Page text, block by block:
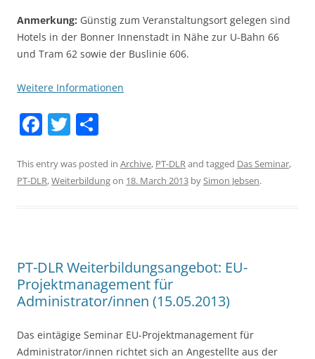
Anmerkung: Günstig zum Veranstaltungsort gelegen sind
Hotels in der Bonner Innenstadt in Nähe zur U-Bahn 66
und Tram 62 sowie der Buslinie 606.
Weitere Informationen
F
c
e
o
k
T
itt
er
ar
e
This entry was posted in Archive, PT-DLRand tagged Das Seminar,
PT-DLR,Weiterbildungon 18. March 2013 bySimon Jebsen.
PT-DLR Weiterbildungsangebot: EU-
Projektmanagement für
Administrator/innen (15.05.2013)
Das eintägige Seminar EU-Projektmanagement für
Administrator/innen richtet sich an Angestellte aus der